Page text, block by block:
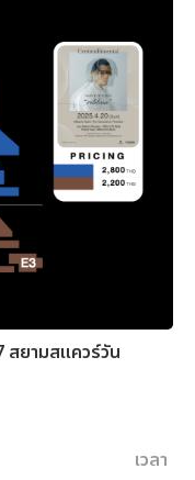
สยามสแควร์วัน
เวลา